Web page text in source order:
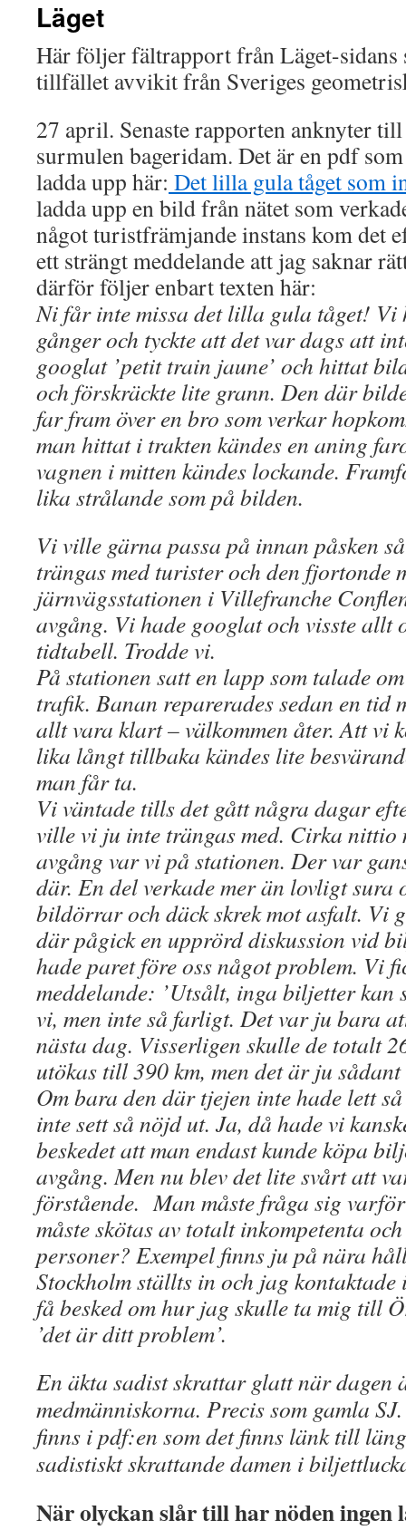
Läget
Här följer fältrapport från Läget-
tillfället avvikit från Sveriges
27 april. Senaste rapporten anknyter
surmulen bageridam. Det är en pdf
ladda upp här: Det lilla gula tåget som
ladda upp en bild från nätet som
något turistfrämjande instans kom det
ett strängt meddelande att jag saknar
därför följer enbart texten här:
Ni får inte missa det lilla gula tåget! Vi
gånger och tyckte att det var dags att
googlat ’petit train jaune’ och hittat
och förskräckte lite grann. Den där
far fram över en bro som verkar
man hittat i trakten kändes en aning
vagnen i mitten kändes lockande.
lika strålande som på bilden.
Vi ville gärna passa på innan påsken
trängas med turister och den fjortonde
järnvägsstationen i Villefranche
avgång. Vi hade googlat och visste allt
tidtabell. Trodde vi.
På stationen satt en lapp som talade
trafik. Banan reparerades sedan en tid
allt vara klart – välkommen åter. Att vi
lika långt tillbaka kändes lite
man får ta.
Vi väntade tills det gått några dagar
ville vi ju inte trängas med. Cirka nittio
avgång var vi på stationen. Der var
där. En del verkade mer än lovligt
bildörrar och däck skrek mot asfalt. Vi
där pågick en upprörd diskussion vid
hade paret före oss något problem. Vi
meddelande: ’Utsålt, inga biljetter kan
vi, men inte så farligt. Det var ju bara
nästa dag. Visserligen skulle de totalt
utökas till 390 km, men det är ju
Om bara den där tjejen inte hade lett
inte sett så nöjd ut. Ja, då hade vi
beskedet att man endast kunde köpa
avgång. Men nu blev det lite svårt att
förstående. Man måste fråga sig
måste skötas av totalt inkompetenta
personer? Exempel finns ju på nära
Stockholm ställts in och jag
få besked om hur jag skulle ta mig till
’det är ditt problem’.
En äkta sadist skrattar glatt när dagen
medmänniskorna. Precis som gamla
finns i pdf:en som det finns länk till
sadistiskt skrattande damen i
När olyckan slår till har nöden ingen